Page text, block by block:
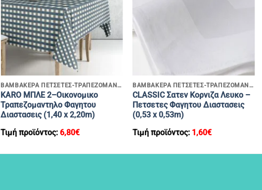
ΒΑΜΒΑΚΕΡΑ ΠΕΤΣΕΤΕΣ-ΤΡΑΠΕΖΟΜΑΝΤΗΛΑ
KARO ΜΠΛΕ 2–Οικονομικο
Τραπεζομαντηλο Φαγητου
Διαστασεις (1,40 x 2,20m)
Τιμή προϊόντος: 6,80€
ΒΑΜΒΑΚΕΡΑ ΠΕΤΣΕΤΕΣ-ΤΡΑΠΕΖΟΜΑΝΤΗΛΑ
CLASSIC Σατεν Κορνιζα Λευκο –
Πετσετες Φαγητου Διαστασεις
(0,53 x 0,53m)
Τιμή προϊόντος: 1,60€